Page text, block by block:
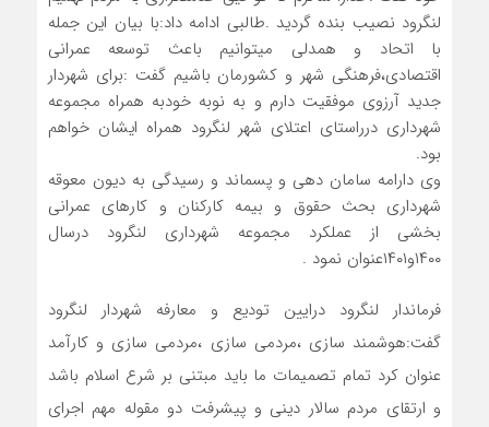
لنگرود نصیب بنده گردید .طالبی ادامه داد:با بیان این جمله
با اتحاد و همدلی میتوانیم باعث توسعه عمرانی
اقتصادی،فرهنگی شهر و کشورمان باشیم گفت :برای شهردار
جدید آرزوی موفقیت دارم و به نوبه خودبه همراه مجموعه
شهرداری درراستای اعتلای شهر لنگرود همراه ایشان خواهم
بود.
وی دارامه سامان دهی و پسماند و رسیدگی به دیون معوقه
شهرداری بحث حقوق و بیمه کارکنان و کارهای عمرانی
بخشی از عملکرد مجموعه شهرداری لنگرود درسال
۱۴۰۰و۱۴۰۱عنوان نمود .
فرماندار لنگرود درایین تودیع و معارفه شهردار لنگرود
گفت:هوشمند سازی ،مردمی سازی ،مردمی سازی و کارآمد
عنوان کرد تمام تصمیمات ما باید مبتنی بر شرع اسلام باشد
و ارتقای مردم سالار دینی و پیشرفت دو مقوله مهم اجرای